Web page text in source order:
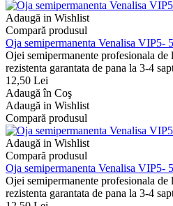
Adaugă in Wishlist
Compară produsul
Oja semipermanenta Venalisa VIP5-
Ojei semipermanente profesionala
rezistenta garantata de pana la 3-4
12,50 Lei
Adaugă în Coş
Adaugă in Wishlist
Compară produsul
Adaugă in Wishlist
Compară produsul
Oja semipermanenta Venalisa VIP5-
Ojei semipermanente profesionala
rezistenta garantata de pana la 3-4